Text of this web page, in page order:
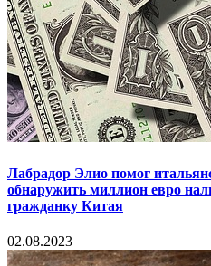
Лабрадор Элио помог
обнаружить миллион евро
гражданку Китая
02.08.2023